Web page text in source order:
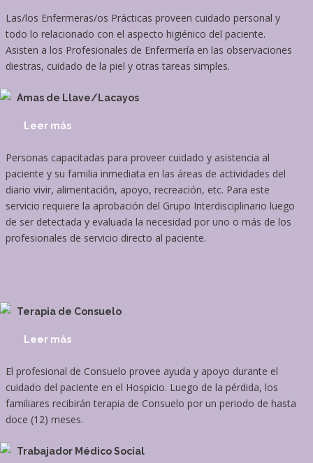
Las/los Enfermeras/os Prácticas proveen cuidado personal y
todo lo relacionado con el aspecto higiénico del paciente.
Asisten a los Profesionales de Enfermería en las observaciones
diestras, cuidado de la piel y otras tareas simples.
Amas de Llave/Lacayos
Leer más
Personas capacitadas para proveer cuidado y asistencia al
paciente y su familia inmediata en las áreas de actividades del
diario vivir, alimentación, apoyo, recreación, etc. Para este
servicio requiere la aprobación del Grupo Interdisciplinario luego
de ser detectada y evaluada la necesidad por uno o más de los
profesionales de servicio directo al paciente.
Terapia de Consuelo
Leer más
El profesional de Consuelo provee ayuda y apoyo durante el
cuidado del paciente en el Hospicio. Luego de la pérdida, los
familiares recibirán terapia de Consuelo por un periodo de hasta
doce (12) meses.
Trabajador Médico Social